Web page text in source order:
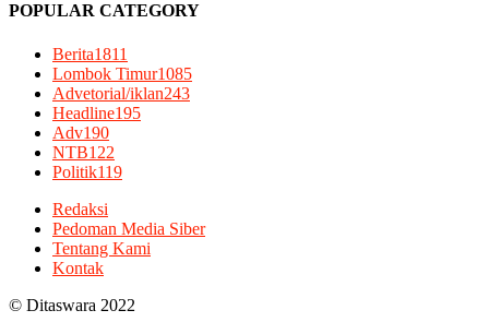
POPULAR CATEGORY
Berita1811
Lombok Timur1085
Advetorial/iklan243
Headline195
Adv190
NTB122
Politik119
Redaksi
Pedoman Media Siber
Tentang Kami
Kontak
© Ditaswara 2022